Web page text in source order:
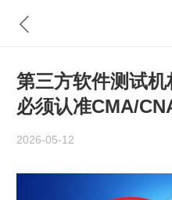
第三方软件测试
必须认准CMA/
2026-05-12